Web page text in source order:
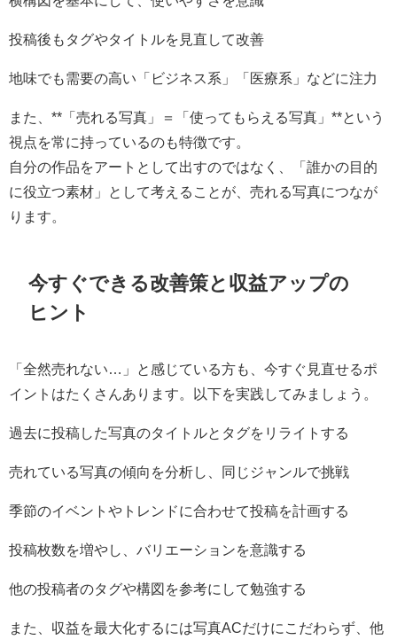
投稿後もタグやタイトルを見直して改善
地味でも需要の高い「ビジネス系」「医療系」などに注力
また、**「売れる写真」＝「使ってもらえる写真」**という
視点を常に持っているのも特徴です。
自分の作品をアートとして出すのではなく、「誰かの目的
に役立つ素材」として考えることが、売れる写真につなが
ります。
今すぐできる改善策と収益アップの
ヒント
「全然売れない…」と感じている方も、今すぐ見直せるポ
イントはたくさんあります。以下を実践してみましょう。
過去に投稿した写真のタイトルとタグをリライトする
売れている写真の傾向を分析し、同じジャンルで挑戦
季節のイベントやトレンドに合わせて投稿を計画する
投稿枚数を増やし、バリエーションを意識する
他の投稿者のタグや構図を参考にして勉強する
また、収益を最大化するには写真ACだけにこだわらず、他